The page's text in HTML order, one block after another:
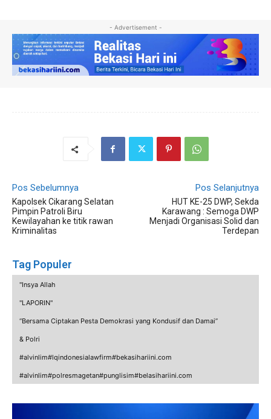
- Advertisement -
Pos Sebelumnya
Kapolsek Cikarang Selatan
Pimpin Patroli Biru
Kewilayahan ke titik rawan
Kriminalitas
Pos Selanjutnya
HUT KE-25 DWP, Sekda
Karawang : Semoga DWP
Menjadi Organisasi Solid dan
Terdepan
Tag Populer
"Insya Allah
"LAPORIN"
“Bersama Ciptakan Pesta Demokrasi yang Kondusif dan Damai”
& Polri
#alvinlim#lqindonesialawfirm#bekasihariini.com
#alvinlim#polresmagetan#punglisim#belasihariini.com